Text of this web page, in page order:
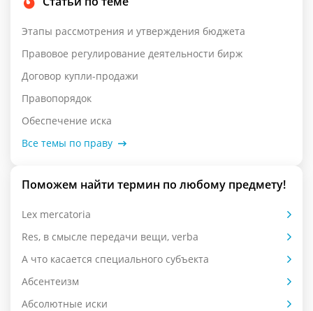
Этапы рассмотрения и утверждения бюджета
Правовое регулирование деятельности бирж
Договор купли-продажи
Правопорядок
Обеспечение иска
Все темы по праву
Поможем найти термин по любому предмету!
Lex mercatoria
Res, в смысле передачи вещи, verba
А что касается специального субъекта
Абсентеизм
Абсолютные иски